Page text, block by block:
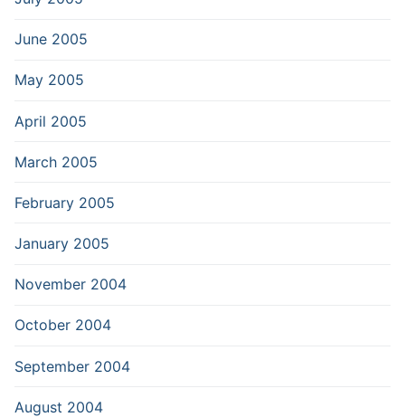
June 2005
May 2005
April 2005
March 2005
February 2005
January 2005
November 2004
October 2004
September 2004
August 2004